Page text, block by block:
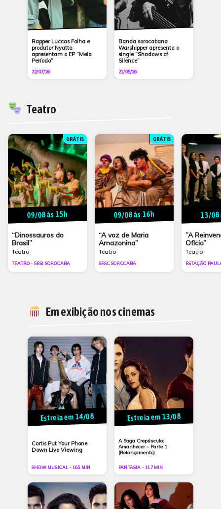
Rapper Luccas Folha e
produtor Nyatta
apresentam o EP ”Meio
Período”
22/07/26
Banda sorocabana
Warshipper apresenta o
single ”Shadows of
Silence”
21/05/26
Teatro
GRÁTIS
09/08 às 15h
“Dinossauros do
Brasil”
Teatro
TEATRO - SESI SOROCABA
GRÁTIS
09/08 às 16h
“A voz de Maria
Amazonina”
Teatro
SESC SOROCABA
13/08
”A
Ofício”
Teatro
ESTAÇÃO
Em exibição nos cinemas
Estreia em 14/08
Cortis Put Your Phone
Down Live Viewing
SHOW MUSICAL - 165 MIN
Estreia em 13/08
A Saga Crepúsculo:
Amanhecer – Parte 1
(Relançamento)
FANTASIA - 117 MIN